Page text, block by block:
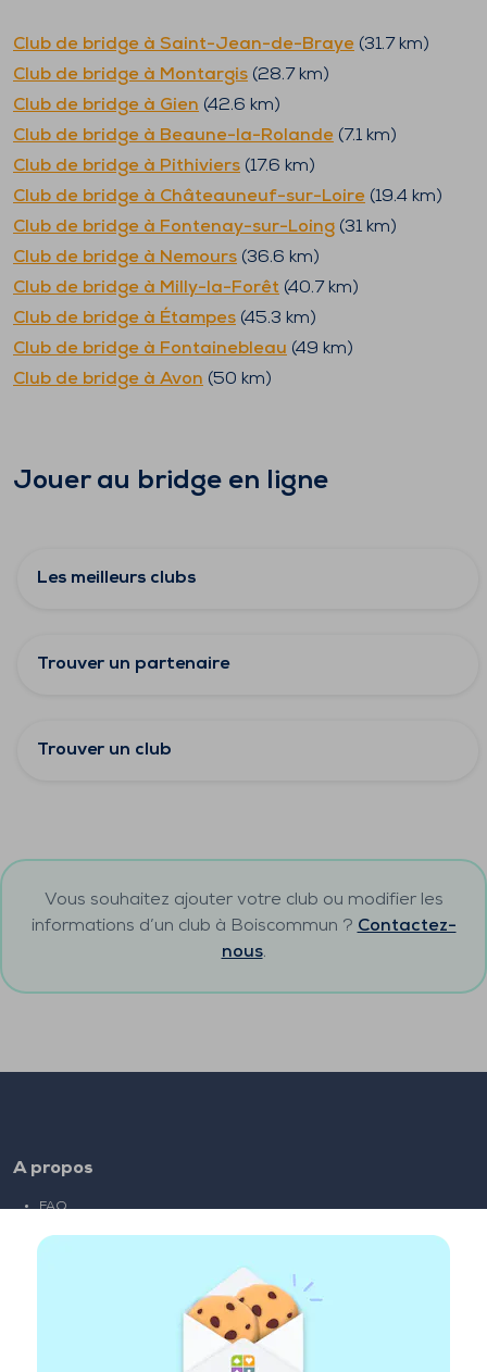
Club de bridge à Saint-Jean-de-Braye (31.7 km)
Club de bridge à Montargis (28.7 km)
Club de bridge à Gien (42.6 km)
Club de bridge à Beaune-la-Rolande (7.1 km)
Club de bridge à Pithiviers (17.6 km)
Club de bridge à Châteauneuf-sur-Loire (19.4 km)
Club de bridge à Fontenay-sur-Loing (31 km)
Club de bridge à Nemours (36.6 km)
Club de bridge à Milly-la-Forêt (40.7 km)
Club de bridge à Étampes (45.3 km)
Club de bridge à Fontainebleau (49 km)
Club de bridge à Avon (50 km)
Jouer au bridge en ligne
Les meilleurs clubs
Trouver un partenaire
Trouver un club
Vous souhaitez ajouter votre club ou modifier les
informations d’un club à Boiscommun ? Contactez-
nous.
A propos
FAQ
Liens partenaires